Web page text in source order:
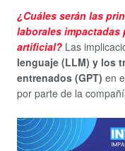
¿Cuáles serán las
laborales impactadas
artificial? Las
lenguaje (LLM) y los
entrenados (GPT) en
por parte de la